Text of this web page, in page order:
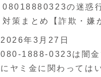
08018880323の迷惑
対策まとめ【詐欺・嫌
2026年3月27日
080-1888-0323は闇金
にヤミ金に関わっては